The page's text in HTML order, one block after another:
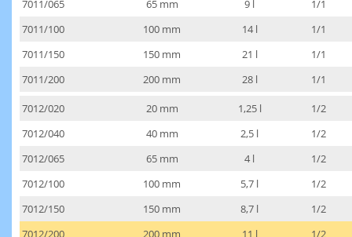
7011/065
65 mm 9 l
1/1
7011/100
100 mm 14 l
1/1
7011/150
150 mm 21 l
1/1
7011/200
200 mm 28 l 1/1
7012/020 20 mm 1,25 l
1/2
7012/040
40 mm 2,5 l
1/2
7012/065
65 mm 4 l
1/2
7012/100
100 mm 5,7 l
1/2
7012/150
150 mm 8,7 l
1/2
7012/200
200 mm 11 l 1/2